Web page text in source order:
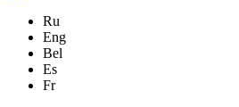
Ru
Eng
Bel
Es
Fr